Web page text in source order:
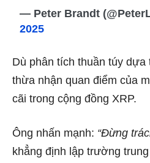
— Peter Brandt
2025
Dù phân tích thuần túy
thừa nhận quan điểm của
cãi trong cộng đồng XRP.
Ông nhấn mạnh: “Đừng
khẳng định lập trường